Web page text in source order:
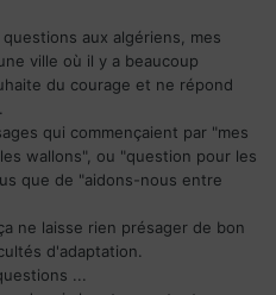
aux algériens, mes
ville où il y a beaucoup
du courage et ne répond
qui commençaient par "mes
wallons", ou "question pour les
que de "aidons-nous entre
ne laisse rien présager de bon
d'adaptation.
...